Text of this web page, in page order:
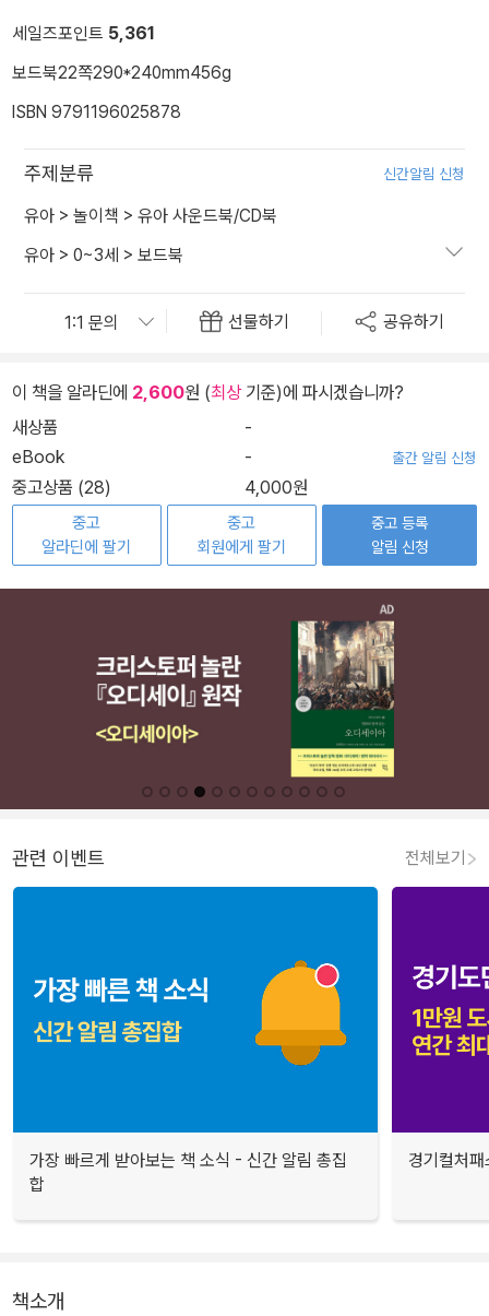
세일즈포인트 5,361
보드북22쪽290*240mm456g
ISBN 9791196025878
주제분류 신간알림 신청
유아 > 놀이책 > 유아 사운드북/CD북
유아 > 0~3세 > 보드북
선물하기 공유하기
이 책을 알라딘에 2,600원 (최상기준)에 파시겠습니까?
새상품
-
eBook
- 출간 알림 신청
중고상품 (28) 4,000원
중고
알라딘에 팔기
중고
회원에게 팔기
중고 등록
알림 신청
관련 이벤트 전체보기
가장 빠르게 받아보는 책 소식 - 신간 알림 총집
합
경기컬처
책소개